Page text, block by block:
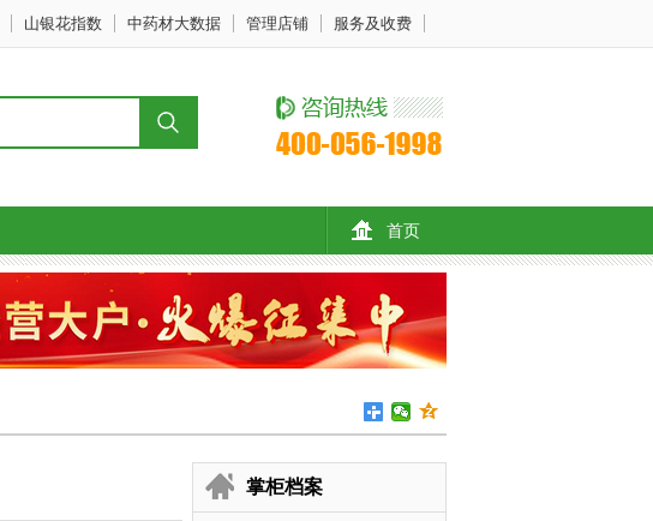
山银花指数 中药材大数据 管理店铺 服务及收费
首页
掌柜档案